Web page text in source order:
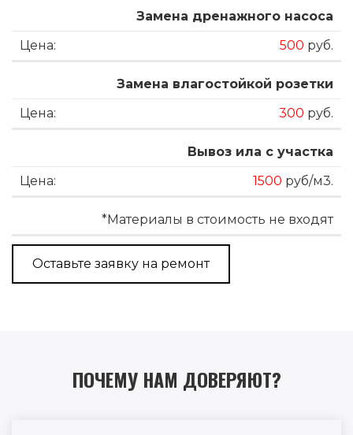
Замена дренажного насоса
500 руб.
Замена влагостойкой розетки
300 руб.
Вывоз ила с участка
1500 руб/м3.
*Материалы в стоимость не входят
Оставьте заявку на ремонт
ПОЧЕМУ НАМ ДОВЕРЯЮТ?